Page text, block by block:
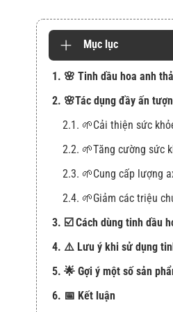
Mục lục
1. 🌸 Tinh dầu hoa anh
2. 🌸Tác dụng đầy ấn
2.1. 🌱Cải thiện sức
2.2. 🌱Tăng cường sức
2.3. 🌱Cung cấp lượng
2.4. 🌱Giảm các triệu
3. ☑️ Cách dùng tinh dầu
4. ⚠️ Lưu ý khi sử dụng
5. 🌟 Gợi ý một số sản
6. 📅 Kết luận